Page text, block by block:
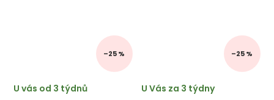
–25 %
U vás od 3 týdnů
–25 %
U Vás za 3 týdny